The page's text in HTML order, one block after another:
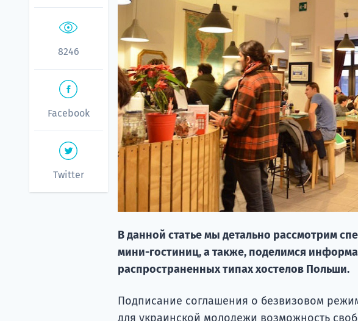
8246
Facebook
Twitter
В данной статье мы детально рассмотрим
мини-гостиниц, а также, поделимся
распространенных типах хостелов Польши.
Подписание соглашения о безвизовом
для украинской молодежи возможность